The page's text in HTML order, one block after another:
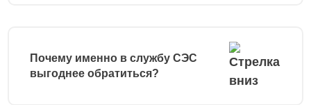
Почему именно в службу СЭС
выгоднее обратиться?